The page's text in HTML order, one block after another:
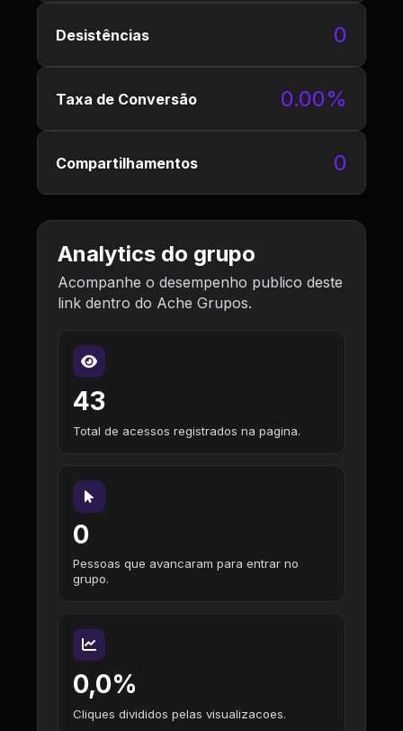
Desistências 0
Taxa de Conversão 0.00%
Compartilhamentos 0
Analytics do grupo
Acompanhe o desempenho publico deste
link dentro do Ache Grupos.
43
Total de acessos registrados na pagina.
0
Pessoas que avancaram para entrar no
grupo.
0,0%
Cliques divididos pelas visualizacoes.